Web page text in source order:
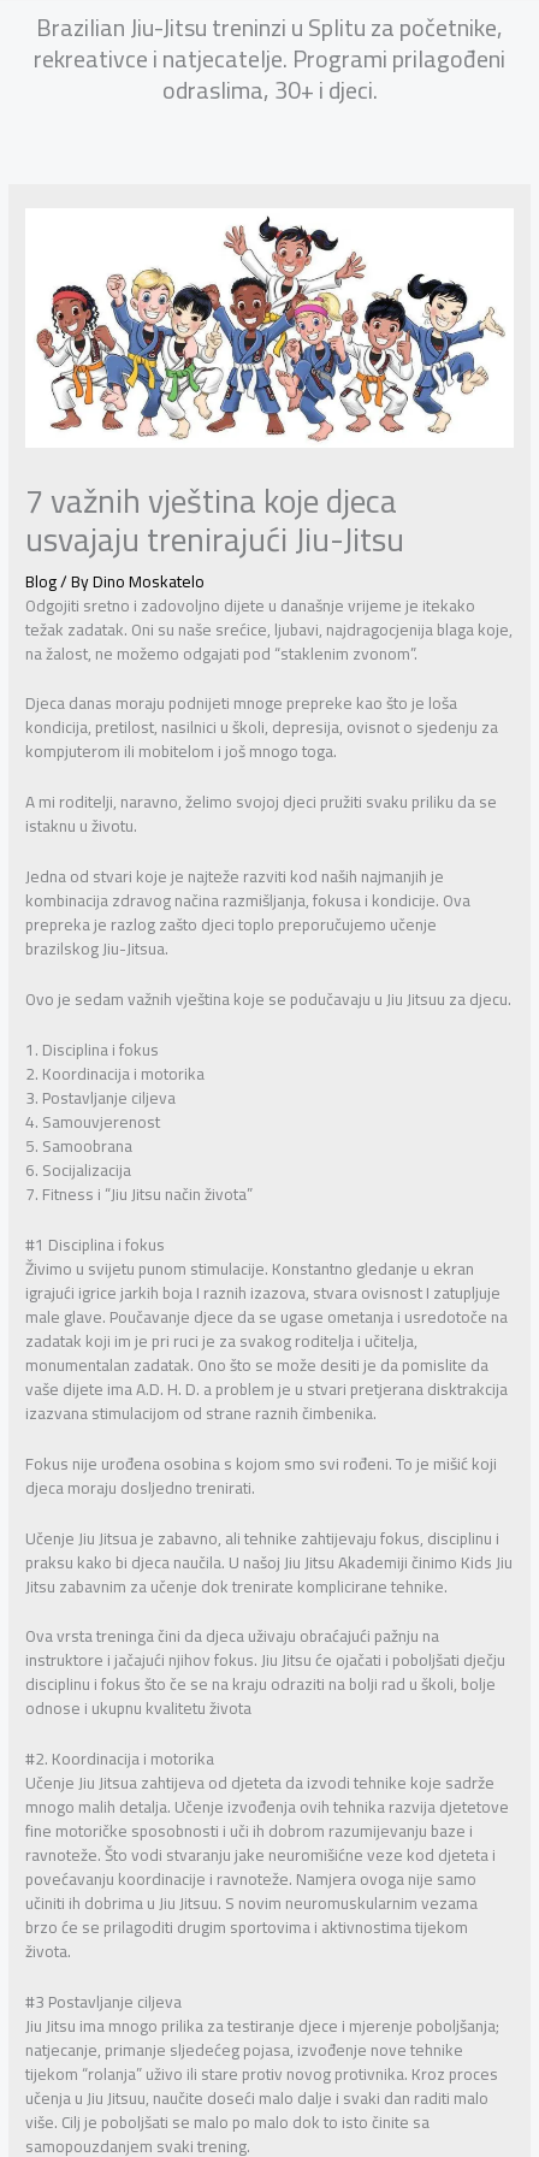
Brazilian Jiu-Jitsu treninzi u Splitu za početnike,
rekreativce i natjecatelje. Programi prilagođeni
odraslima, 30+ i djeci.
7 važnih vještina koje djeca
usvajaju trenirajući Jiu-Jitsu
Blog/ ByDino Moskatelo
Odgojiti sretno i zadovoljno dijete u današnje vrijeme je itekako
težak zadatak. Oni su naše srećice, ljubavi, najdragocjenija blaga koje,
na žalost, ne možemo odgajati pod “staklenim zvonom”.
Djeca danas moraju podnijeti mnoge prepreke kao što je loša
kondicija, pretilost, nasilnici u školi, depresija, ovisnot o sjedenju za
kompjuterom ili mobitelom i još mnogo toga.
A mi roditelji, naravno, želimo svojoj djeci pružiti svaku priliku da se
istaknu u životu.
Jedna od stvari koje je najteže razviti kod naših najmanjih je
kombinacija zdravog načina razmišljanja, fokusa i kondicije. Ova
prepreka je razlog zašto djeci toplo preporučujemo učenje
brazilskog Jiu-Jitsua.
Ovo je sedam važnih vještina koje se podučavaju u Jiu Jitsuu za djecu.
1. Disciplina i fokus
2. Koordinacija i motorika
3. Postavljanje ciljeva
4. Samouvjerenost
5. Samoobrana
6. Socijalizacija
7. Fitness i “Jiu Jitsu način života”
#1 Disciplina i fokus
Živimo u svijetu punom stimulacije. Konstantno gledanje u ekran
igrajući igrice jarkih boja I raznih izazova, stvara ovisnost I zatupljuje
male glave. Poučavanje djece da se ugase ometanja i usredotoče na
zadatak koji im je pri ruci je za svakog roditelja i učitelja,
monumentalan zadatak. Ono što se može desiti je da pomislite da
vaše dijete ima A.D. H. D. a problem je u stvari pretjerana disktrakcija
izazvana stimulacijom od strane raznih čimbenika.
Fokus nije urođena osobina s kojom smo svi rođeni. To je mišić koji
djeca moraju dosljedno trenirati.
Učenje Jiu Jitsua je zabavno, ali tehnike zahtijevaju fokus, disciplinu i
praksu kako bi djeca naučila. U našoj Jiu Jitsu Akademiji činimo Kids Jiu
Jitsu zabavnim za učenje dok trenirate komplicirane tehnike.
Ova vrsta treninga čini da djeca uživaju obraćajući pažnju na
instruktore i jačajući njihov fokus. Jiu Jitsu će ojačati i poboljšati dječju
disciplinu i fokus što če se na kraju odraziti na bolji rad u školi, bolje
odnose i ukupnu kvalitetu života
#2. Koordinacija i motorika
Učenje Jiu Jitsua zahtijeva od djeteta da izvodi tehnike koje sadrže
mnogo malih detalja. Učenje izvođenja ovih tehnika razvija djetetove
fine motoričke sposobnosti i uči ih dobrom razumijevanju baze i
ravnoteže. Što vodi stvaranju jake neuromišićne veze kod djeteta i
povećavanju koordinacije i ravnoteže. Namjera ovoga nije samo
učiniti ih dobrima u Jiu Jitsuu. S novim neuromuskularnim vezama
brzo će se prilagoditi drugim sportovima i aktivnostima tijekom
života.
#3 Postavljanje ciljeva
Jiu Jitsu ima mnogo prilika za testiranje djece i mjerenje poboljšanja;
natjecanje, primanje sljedećeg pojasa, izvođenje nove tehnike
tijekom “rolanja” uživo ili stare protiv novog protivnika. Kroz proces
učenja u Jiu Jitsuu, naučite doseći malo dalje i svaki dan raditi malo
više. Cilj je poboljšati se malo po malo dok to isto činite sa
samopouzdanjem svaki trening.